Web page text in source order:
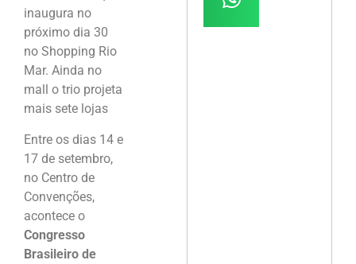
inaugura no
próximo dia 30
no Shopping Rio
Mar. Ainda no
mall o trio projeta
mais sete lojas
Entre os dias 14 e
17 de setembro,
no Centro de
Convenções,
acontece o
Congresso
Brasileiro de